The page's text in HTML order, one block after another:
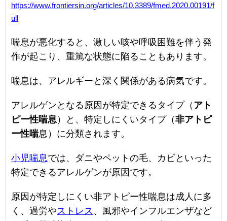
https://www.frontiersin.org/articles/10.3389/fmed.2020.00191/f
ull
喘息が悪化すると、激しい咳や呼吸困難を伴う発
作が起こり、重篤な状態に陥ることもあります。
喘息は、アレルギーと深く関係がある病気です。
アレルゲンとなる原因が特定できるタイプ（ アト
ピー性喘息 ）と、特定しにくいタイプ（非アトピ
ー性喘息）に分類されます。
小児喘息では、ダニやペットの毛、カビといった
特定できるアレルゲンが原因です。
原因が特定しにくい非アトピー性喘息は成人に多
く、過労や ストレス 、風邪やインフルエンザなど